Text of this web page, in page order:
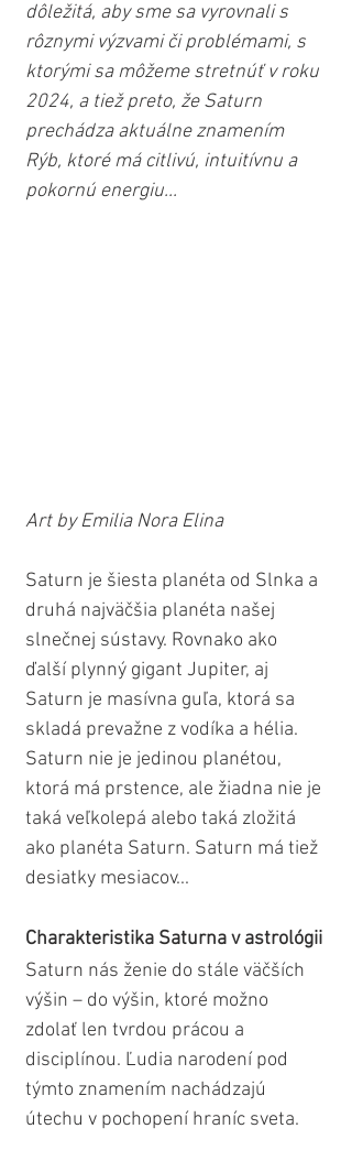
dôležitá, aby sme sa vyrovnali s
rôznymi výzvami či problémami, s
ktorými sa môžeme stretnúť v roku
2024, a tiež preto, že Saturn
prechádza aktuálne znamením
Rýb, ktoré má citlivú, intuitívnu a
pokornú energiu...
Art by Emilia Nora Elina
Saturn je šiesta planéta od Slnka a
druhá najväčšia planéta našej
slnečnej sústavy. Rovnako ako
ďalší plynný gigant Jupiter, aj
Saturn je masívna guľa, ktorá sa
skladá prevažne z vodíka a hélia.
Saturn nie je jedinou planétou,
ktorá má prstence, ale žiadna nie je
taká veľkolepá alebo taká zložitá
ako planéta Saturn. Saturn má tiež
desiatky mesiacov...
Charakteristika Saturna v astrológii
Saturn nás ženie do stále väčších
výšin – do výšin, ktoré možno
zdolať len tvrdou prácou a
disciplínou. Ľudia narodení pod
týmto znamením nachádzajú
útechu v pochopení hraníc sveta.